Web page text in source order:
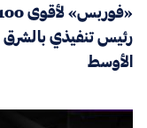
«فوربس» لأقوى 100
رئيس تنفيذي بالشرق
الأوسط